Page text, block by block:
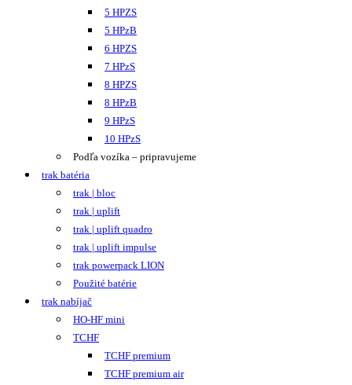
5 HPZS
5 HPzB
6 HPZS
7 HPzS
8 HPZS
8 HPzB
9 HPzS
10 HPzS
Podľa vozíka – pripravujeme
trak batéria
trak | bloc
trak | uplift
trak | uplift quadro
trak | uplift impulse
trak powerpack LION
Použité batérie
trak nabíjač
HO-HF mini
TCHF
TCHF premium
TCHF premium air